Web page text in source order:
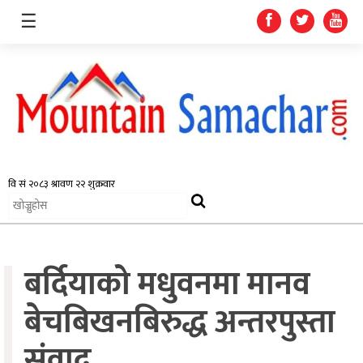
समाचार
प्रदेश
अर्थतन्त्र
स्वास्थ्य
अन्तर्राष्ट्रिय
☰
बर्दियाको मधुवनमा मानव
बेचबिखनबिरुद्ध अन्तरपुस्ता